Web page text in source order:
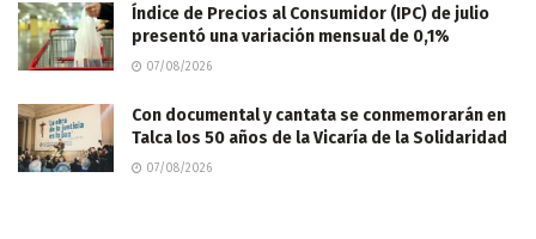
Índice de Precios al Consumidor (IPC) de julio
presentó una variación mensual de 0,1%
07/08/2026
Con documental y cantata se conmemorarán en
Talca los 50 años de la Vicaría de la Solidaridad
07/08/2026